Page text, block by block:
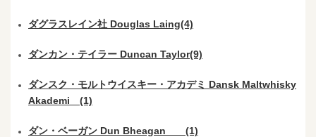
ダグラスレイン社 Douglas Laing(4)
ダンカン・テイラー Duncan Taylor(9)
ダンスク・モルトウイスキー・アカデミ Dansk Maltwhisky
Akademi (1)
ダン・ベーガン Dun Bheagan (1)